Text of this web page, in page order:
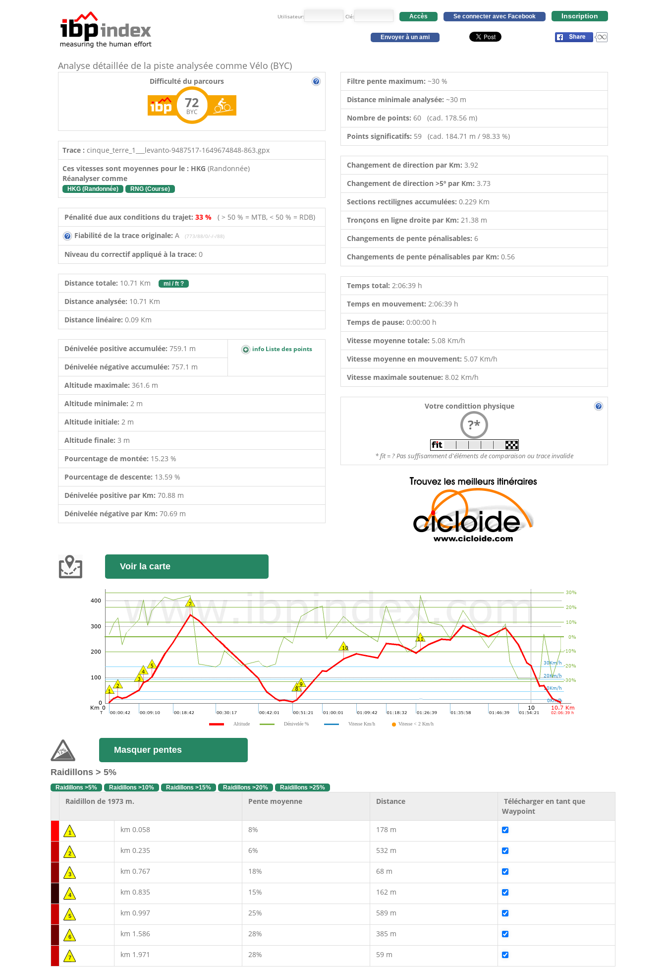
Utilisateur: Clé: Accès Se connecter avec Facebook Inscription
Envoyer à un ami
Analyse détaillée de la piste analysée comme Vélo (BYC)
Difficulté du parcours
72
BYC
Trace : cinque_terre_1___levanto-9487517-1649674848-863.gpx
Ces vitesses sont moyennes pour le : HKG (Randonnée)
Réanalyser comme
HKG (Randonnée) RNG (Course)
Pénalité due aux conditions du trajet: 33 % ( > 50 % = MTB, < 50 % = RDB)
Fiabilité de la trace originale: A (773/88/0/-/-/88)
Niveau du correctif appliqué à la trace: 0
Distance totale: 10.71 Km mi / ft ?
Distance analysée: 10.71 Km
Distance linéaire: 0.09 Km
Dénivelée positive accumulée: 759.1 m info Liste des points
Dénivelée négative accumulée: 757.1 m
Altitude maximale: 361.6 m
Altitude minimale: 2 m
Altitude initiale: 2 m
Altitude finale: 3 m
Pourcentage de montée: 15.23 %
Pourcentage de descente: 13.59 %
Dénivelée positive par Km: 70.88 m
Dénivelée négative par Km: 70.69 m
Filtre pente maximum: ~30 %
Distance minimale analysée: ~30 m
Nombre de points: 60 (cad. 178.56 m)
Points significatifs: 59 (cad. 184.71 m / 98.33 %)
Changement de direction par Km: 3.92
Changement de direction >5º par Km: 3.73
Sections rectilignes accumulées: 0.229 Km
Tronçons en ligne droite par Km: 21.38 m
Changements de pente pénalisables: 6
Changements de pente pénalisables par Km: 0.56
Temps total: 2:06:39 h
Temps en mouvement: 2:06:39 h
Temps de pause: 0:00:00 h
Vitesse moyenne totale: 5.08 Km/h
Vitesse moyenne en mouvement: 5.07 Km/h
Vitesse maximale soutenue: 8.02 Km/h
Votre condittion physique
?*
* fit = ? Pas suffisamment d'éléments de comparaison ou trace invalide
Voir la carte
Altitude Dénivelée % Vitesse Km/h Vitesse < 2 Km/h
Masquer pentes
Raidillons > 5%
Raidillons >5% Raidillons >10% Raidillons >15% Raidillons >20% Raidillons >25%
Raidillon de 1973 m. Pente moyenne Distance
Télécharger en tant que
Waypoint
1 km 0.058 8% 178 m
2 km 0.235 6% 532 m
3 km 0.767 18% 68 m
4 km 0.835 15% 162 m
5 km 0.997 25% 589 m
6 km 1.586 28% 385 m
7 km 1.971 28% 59 m